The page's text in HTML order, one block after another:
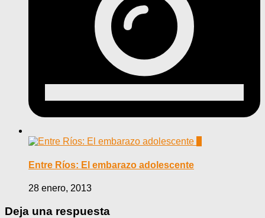
Entre Ríos: El embarazo adolescente
28 enero, 2013
Deja una respuesta